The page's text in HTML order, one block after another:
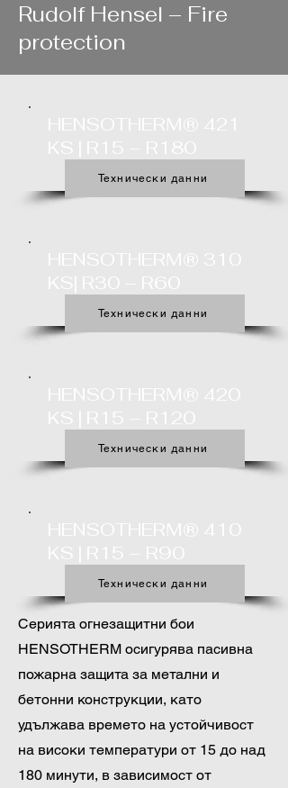
Rudolf Hensel – Fire
protection
Технически данни
Технически данни
Технически данни
Технически данни
Серията огнезащитни бои
HENSOTHERM осигурява пасивна
пожарна защита за метални и
бетонни конструкции, като
удължава времето на устойчивост
на високи температури от 15 до над
180 минути, в зависимост от